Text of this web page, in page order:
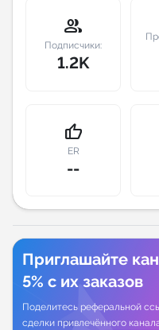
Аналитика
group
Подписчики:
1.2K
thumb_up
ER
--
Приглашайте
5% с их заказов
Поделитесь реферальной
сделки привлечённого